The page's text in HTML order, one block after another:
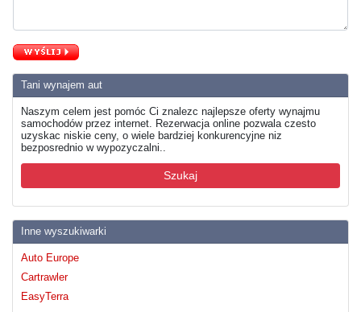
Tani wynajem aut
Naszym celem jest pomóc Ci znalezc najlepsze oferty wynajmu
samochodów przez internet. Rezerwacja online pozwala czesto
uzyskac niskie ceny, o wiele bardziej konkurencyjne niz
bezposrednio w wypozyczalni..
Szukaj
Inne wyszukiwarki
Auto Europe
Cartrawler
EasyTerra